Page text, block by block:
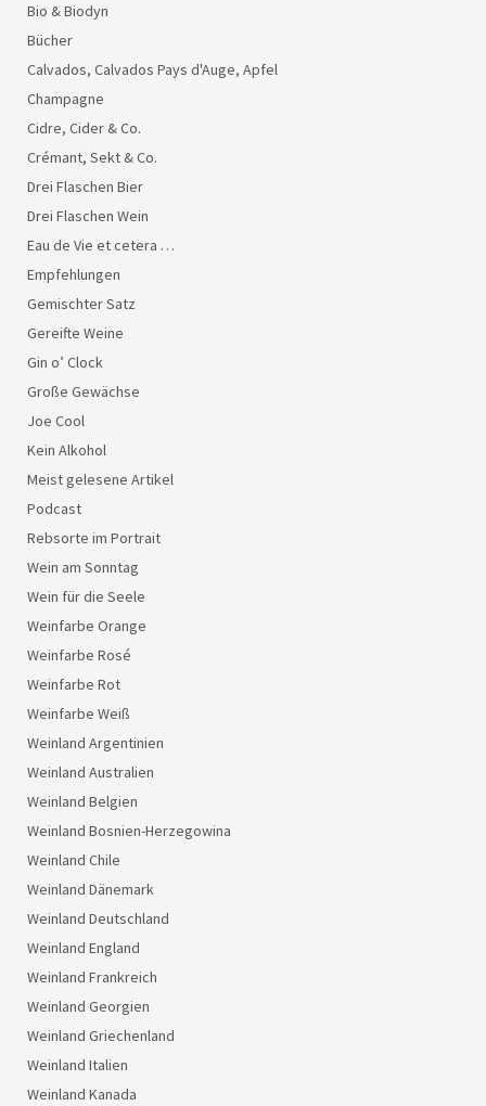
Bio & Biodyn
Bücher
Calvados, Calvados Pays d'Auge, Apfel
Champagne
Cidre, Cider & Co.
Crémant, Sekt & Co.
Drei Flaschen Bier
Drei Flaschen Wein
Eau de Vie et cetera …
Empfehlungen
Gemischter Satz
Gereifte Weine
Gin o’ Clock
Große Gewächse
Joe Cool
Kein Alkohol
Meist gelesene Artikel
Podcast
Rebsorte im Portrait
Wein am Sonntag
Wein für die Seele
Weinfarbe Orange
Weinfarbe Rosé
Weinfarbe Rot
Weinfarbe Weiß
Weinland Argentinien
Weinland Australien
Weinland Belgien
Weinland Bosnien-Herzegowina
Weinland Chile
Weinland Dänemark
Weinland Deutschland
Weinland England
Weinland Frankreich
Weinland Georgien
Weinland Griechenland
Weinland Italien
Weinland Kanada